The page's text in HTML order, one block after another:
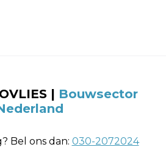
| Bouwsector
Bel ons dan: 030-2072024